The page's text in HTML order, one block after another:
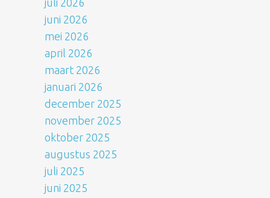
juli 2026
juni 2026
mei 2026
april 2026
maart 2026
januari 2026
december 2025
november 2025
oktober 2025
augustus 2025
juli 2025
juni 2025